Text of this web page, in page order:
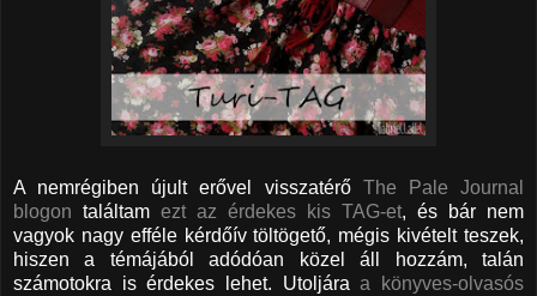
A nemrégiben újult erővel visszatérő The Pale Journal
blogon találtam ezt az érdekes kis TAG-et, és bár nem
vagyok nagy efféle kérdőív töltögető, mégis kivételt teszek,
hiszen a témájából adódóan közel áll hozzám, talán
számotokra is érdekes lehet. Utoljáraa könyves-olvasós